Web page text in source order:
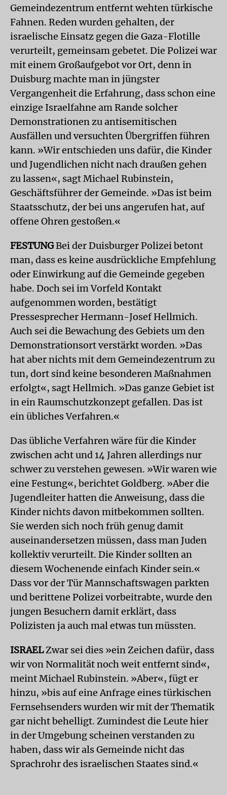
Gemeindezentrum entfernt wehten türkische
Fahnen. Reden wurden gehalten, der
israelische Einsatz gegen die Gaza-Flotille
verurteilt, gemeinsam gebetet. Die Polizei war
mit einem Großaufgebot vor Ort, denn in
Duisburg machte man in jüngster
Vergangenheit die Erfahrung, dass schon eine
einzige Israelfahne am Rande solcher
Demonstrationen zu antisemitischen
Ausfällen und versuchten Übergriffen führen
kann. »Wir entschieden uns dafür, die Kinder
und Jugendlichen nicht nach draußen gehen
zu lassen«, sagt Michael Rubinstein,
Geschäftsführer der Gemeinde. »Das ist beim
Staatsschutz, der bei uns angerufen hat, auf
offene Ohren gestoßen.«
FESTUNGBei der Duisburger Polizei betont
man, dass es keine ausdrückliche Empfehlung
oder Einwirkung auf die Gemeinde gegeben
habe. Doch sei im Vorfeld Kontakt
aufgenommen worden, bestätigt
Pressesprecher Hermann-Josef Hellmich.
Auch sei die Bewachung des Gebiets um den
Demonstrationsort verstärkt worden. »Das
hat aber nichts mit dem Gemeindezentrum zu
tun, dort sind keine besonderen Maßnahmen
erfolgt«, sagt Hellmich. »Das ganze Gebiet ist
in ein Raumschutzkonzept gefallen. Das ist
ein übliches Verfahren.«
Das übliche Verfahren wäre für die Kinder
zwischen acht und 14 Jahren allerdings nur
schwer zu verstehen gewesen. »Wir waren wie
eine Festung«, berichtet Goldberg. »Aber die
Jugendleiter hatten die Anweisung, dass die
Kinder nichts davon mitbekommen sollten.
Sie werden sich noch früh genug damit
auseinandersetzen müssen, dass man Juden
kollektiv verurteilt. Die Kinder sollten an
diesem Wochenende einfach Kinder sein.«
Dass vor der Tür Mannschaftswagen parkten
und berittene Polizei vorbeitrabte, wurde den
jungen Besuchern damit erklärt, dass
Polizisten ja auch mal etwas tun müssten.
ISRAELZwar sei dies »ein Zeichen dafür, dass
wir von Normalität noch weit entfernt sind«,
meint Michael Rubinstein. »Aber«, fügt er
hinzu, »bis auf eine Anfrage eines türkischen
Fernsehsenders wurden wir mit der Thematik
gar nicht behelligt. Zumindest die Leute hier
in der Umgebung scheinen verstanden zu
haben, dass wir als Gemeinde nicht das
Sprachrohr des israelischen Staates sind.«